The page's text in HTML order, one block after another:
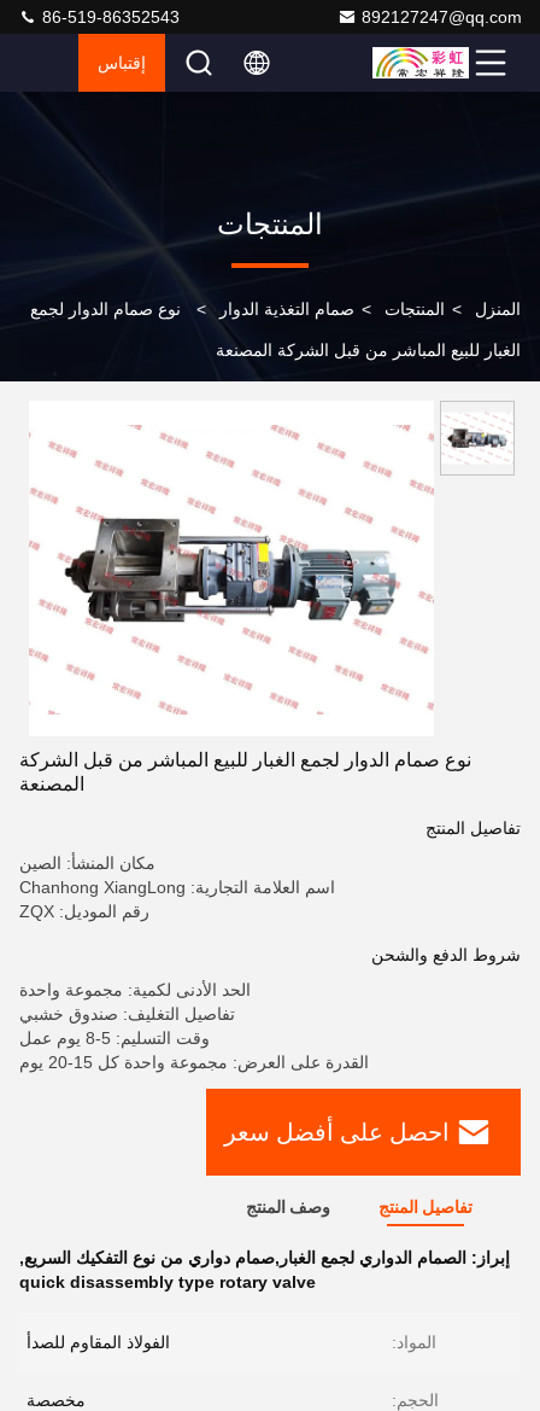
892127247@qq.com
86-519-86352543
إقتباس
المنتجات
المنزل > المنتجات > صمام التغذية الدوار > نوع صمام الدوار لجمع
الغبار للبيع المباشر من قبل الشركة المصنعة
نوع صمام الدوار لجمع الغبار للبيع المباشر من قبل الشركة
المصنعة
تفاصيل المنتج
مكان المنشأ: الصين
اسم العلامة التجارية: Chanhong XiangLong
رقم الموديل: ZQX
شروط الدفع والشحن
الحد الأدنى لكمية: مجموعة واحدة
تفاصيل التغليف: صندوق خشبي
وقت التسليم: 5-8 يوم عمل
القدرة على العرض: مجموعة واحدة كل 15-20 يوم
احصل على أفضل سعر
تفاصيل المنتج وصف المنتج
إبراز: الصمام الدواري لجمع الغبار,صمام دواري من نوع التفكيك السريع,
quick disassembly type rotary valve
المواد: الفولاذ المقاوم للصدأ
الحجم: مخصصة